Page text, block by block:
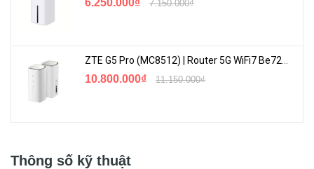
6.250.000₫ 7.150.000₫
10.800.000₫ 11.150.000₫
Thông số kỹ thuật